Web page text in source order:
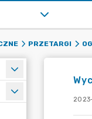
PRZETARGI